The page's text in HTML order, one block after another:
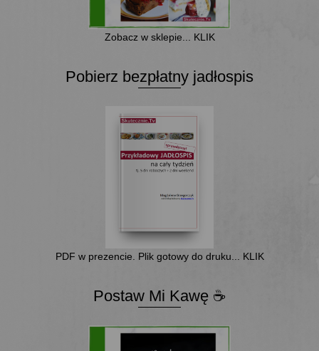
Zobacz w sklepie... KLIK
Pobierz bezpłatny jadłospis
PDF w prezencie. Plik gotowy do druku... KLIK
Postaw Mi Kawę ☕